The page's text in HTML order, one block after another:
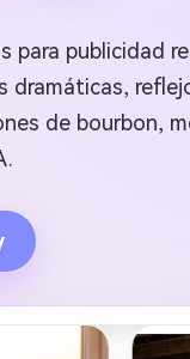
para publicidad
dramáticas,
de bourbon,